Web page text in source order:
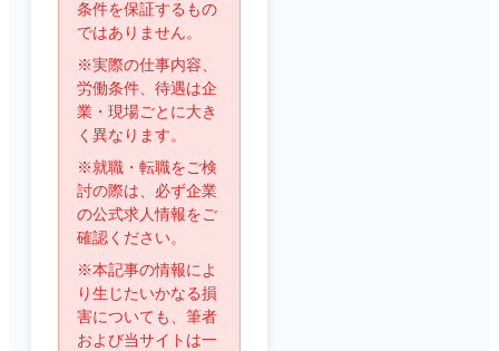
条件を保証するもの
ではありません。
※実際の仕事内容、
労働条件、待遇は企
業・現場ごとに大き
く異なります。
※就職・転職をご検
討の際は、必ず企業
の公式求人情報をご
確認ください。
※本記事の情報によ
り生じたいかなる損
害についても、筆者
および当サイトは一